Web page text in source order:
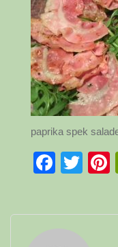
paprika spek